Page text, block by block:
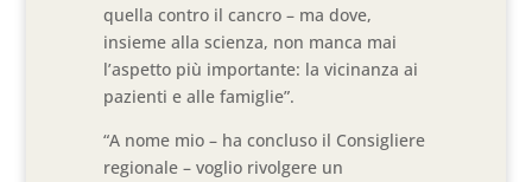
quella contro il cancro – ma dove,
insieme alla scienza, non manca mai
l’aspetto più importante: la vicinanza ai
pazienti e alle famiglie”.
“A nome mio – ha concluso il Consigliere
regionale – voglio rivolgere un